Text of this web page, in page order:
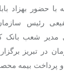
حضور بهزاد
رئیس سازمان
شعب بانک
در تبریز
و پرداخت بیمه